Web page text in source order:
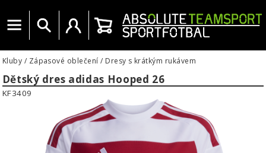
Menu Vyhledat Uživatelský účet
Košík
Kluby / Zápasové oblečení / Dresy s krátkým rukávem
Dětský dres adidas Hooped 26
KF3409